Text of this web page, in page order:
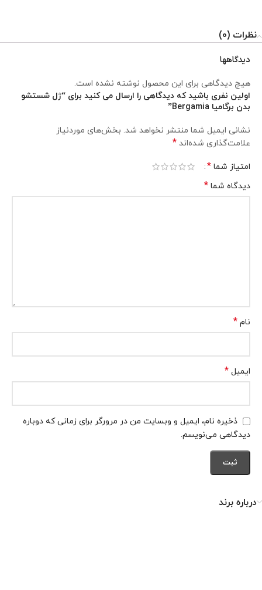
نظرات (0)
دیدگاهها
هیچ دیدگاهی برای این محصول نوشته نشده است.
اولین نفری باشید که دیدگاهی را ارسال می کنید برای “ژل شستشو
بدن برگامیا Bergamia”
نشانی ایمیل شما منتشر نخواهد شد. بخش‌های موردنیاز
علامت‌گذاری شده‌اند *
امتیاز شما *
دیدگاه شما *
نام *
ایمیل *
ذخیره نام، ایمیل و وبسایت من در مرورگر برای زمانی که دوباره
دیدگاهی می‌نویسم.
درباره برند